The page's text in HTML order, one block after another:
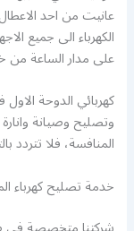
عانيت من احد
الكهرباء الى جميع
على مدار الساعة من
كهربائي الدوحة
المنافسة، فلا تتردد
خدمة تصليح كهرباء